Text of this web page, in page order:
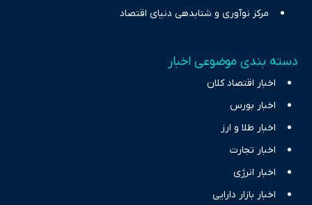
مرکز نوآوری و شتابدهی دنیای اقتصاد
دسته بندی موضوعی اخبار
اخبار اقتصاد کلان
اخبار بورس
اخبار طلا و ارز
اخبار تجارت
اخبار انرژی
اخبار بازار دارایی